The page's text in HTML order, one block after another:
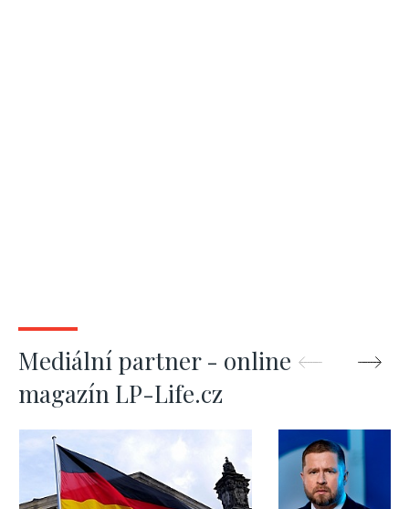
Mediální partner - online
magazín LP-Life.cz